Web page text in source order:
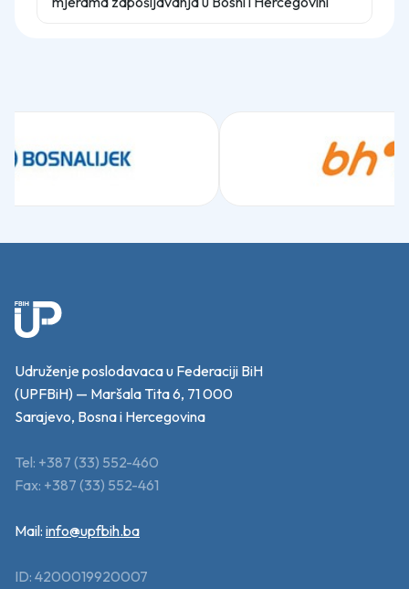
Udruženje poslodavaca u Federaciji BiH
(UPFBiH) — Maršala Tita 6, 71 000
Sarajevo, Bosna i Hercegovina
Tel: +387 (33) 552-460
Fax: +387 (33) 552-461
Mail: info@upfbih.ba
ID: 4200019920007